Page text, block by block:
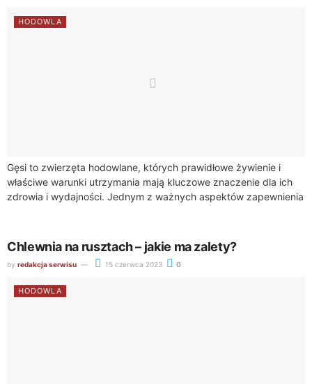
HODOWLA
Gęsi to zwierzęta hodowlane, których prawidłowe żywienie i
właściwe warunki utrzymania mają kluczowe znaczenie dla ich
zdrowia i wydajności. Jednym z ważnych aspektów zapewnienia
Chlewnia na rusztach – jakie ma zalety?
by redakcja serwisu 15 czerwca 2023 0
HODOWLA